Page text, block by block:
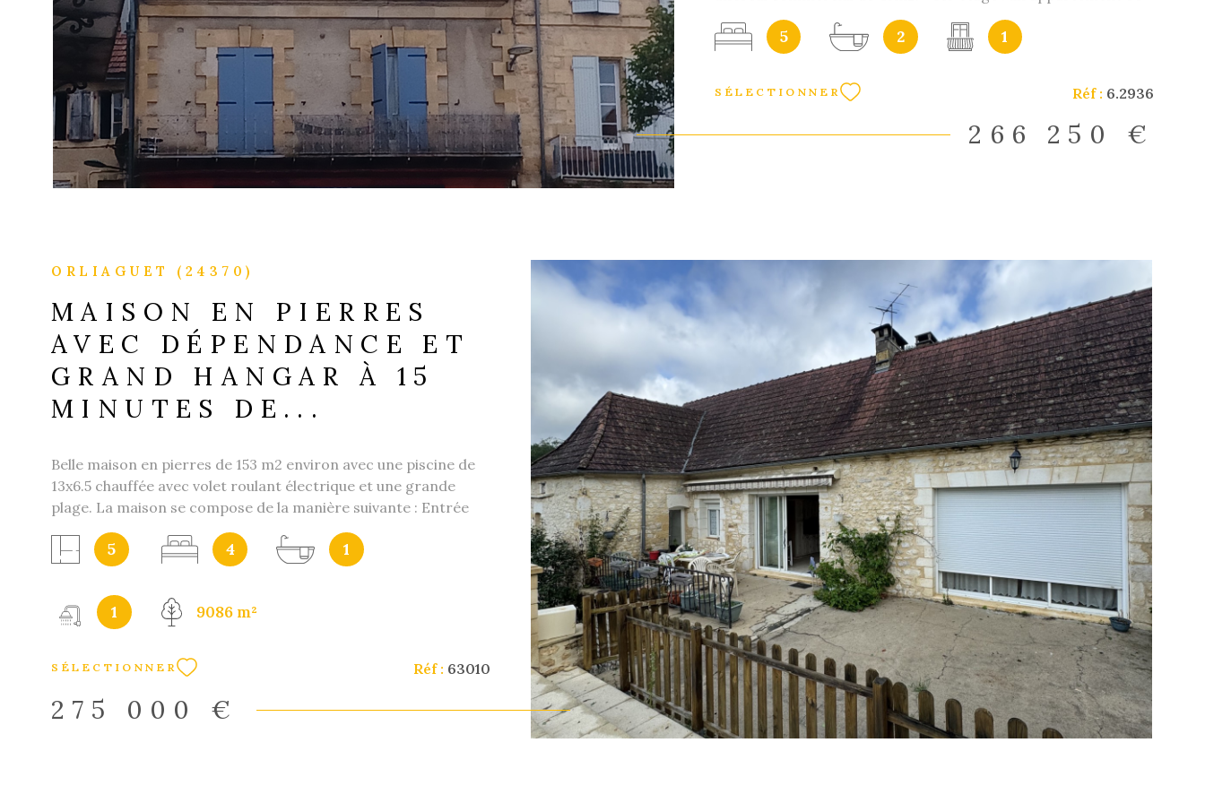
de 70m2 avec deux belles chambres, il dispose également d'un
balcon. - 2ème étage : un appartement T2 de 70 m2 avec une
grande chambre. Les 3 lots sont loués, aucune vacances
locatives. Trés bon rendement locatif. DPE F - GES E Nous
pouvons vous accompagner en cas de montage financier ou de
travaux. Investisseurs nous pouvons également vous trouver
rapidement vos locataires et assurer la gestion locative,
5 2 1
SÉLECTIONNER Réf : 6.2936
266 250 €
VOIR LE BIEN
ORLIAGUET (24370)
MAISON EN PIERRES
AVEC DÉPENDANCE ET
GRAND HANGAR À 15
MINUTES DE...
Belle maison en pierres de 153 m2 environ avec une piscine de
13x6.5 chauffée avec volet roulant électrique et une grande
plage. La maison se compose de la manière suivante : Entrée
donnant sur une grande cuisine de 20 m2 avec accés sur le
salon de 31.5 m2 avec sa cheminée. Côté espace nuit, 4 grandes
chambres, une salle d'eau et un wc séparé. Chauffage avec
chaudière fioul entretenue et climatisation réversible dans la
pièce de vie principale. Un grand garage Vous trouverez une
Au Rdc, un grand four à pain à bois ( 20 m2 environ) qui a trés
peu servi et qui peu recevoir 120 boules par fournée. A l'étage,
possibilité de faire un grand gîte. Un hangar de 335 m2 qui peux
être également transormé, une truffière... 9000 m2 de terrain,
5 4 1
1 9086 m²
SÉLECTIONNER Réf : 63010
275 000 €
VOIR LE BIEN